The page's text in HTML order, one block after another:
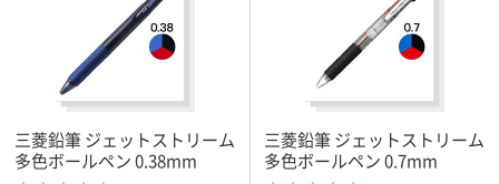
三菱鉛筆 ジェットストリーム
多色ボールペン 0.38mm
三菱鉛筆 ジェットストリーム
多色ボールペン 0.7mm